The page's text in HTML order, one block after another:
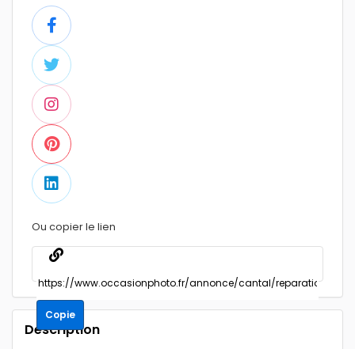
Ou copier le lien
Copie
Description